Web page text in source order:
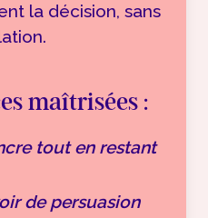
la décision, sans
maîtrisées :
tout en restant
de persuasion